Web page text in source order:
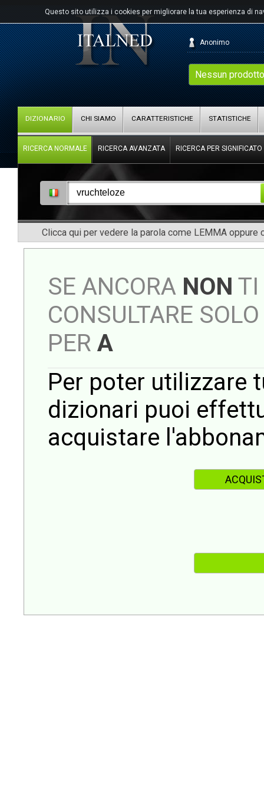
Questo sito utilizza i cookies per migliorare la tua esperienza di
Nessun
Anonimo
DIZIONARIO CHI SIAMO CARATTERISTICHE STATISTICHE
RICERCA NORMALE RICERCA AVANZATA RICERCA PER SIGNIFICATO
Clicca qui per vedere la parola come LEMMA oppure
SE ANCORA NON TI
CONSULTARE
PER A
Per poter utilizzare
dizionari puoi
acquistare